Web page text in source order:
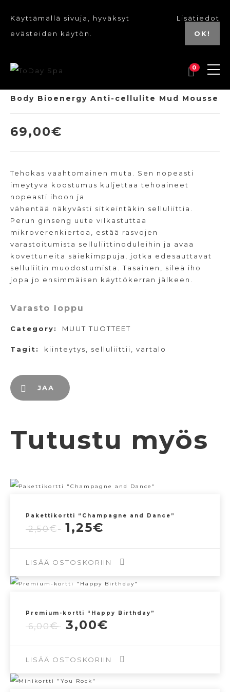
Käyttämällä sivuja, hyväksyt
evästeiden käytön.
Lisätiedot
OK!
0
Body Bioenergy Anti-cellulite Mud Mousse
69,00€
Tehokas vaahtomainen muta. Sen nopeasti
imeytyvä koostumus kuljettaa tehoaineet
nopeasti ihoon ja
vähentää näkyvästi sitkeintäkin selluliittia.
Perun ginseng uute vilkastuttaa
mikroverenkiertoa, estää rasvojen
varastoitumista selluliittinoduleihin ja avaa
kovettuneita säiekimppuja, jotka edesauttavat
selluliitin muodostumista. Tasainen, sileä iho
jopa jo ensimmäisen käyttökerran jälkeen.
Varasto loppu
Category: MUUT TUOTTEET
Tagit: kiinteytys selluliittii vartalo
JAA
Tutustu myös
Pakettikortti “Champagne and Dance”
2,50€
Alkuperäinen
2,50€.
1,25€
1,25€.
LISÄÄ OSTOSKORIIN
Premium-kortti “Happy Birthday”
6,00€
Alkuperäinen
6,00€.
3,00€
3,00€.
LISÄÄ OSTOSKORIIN